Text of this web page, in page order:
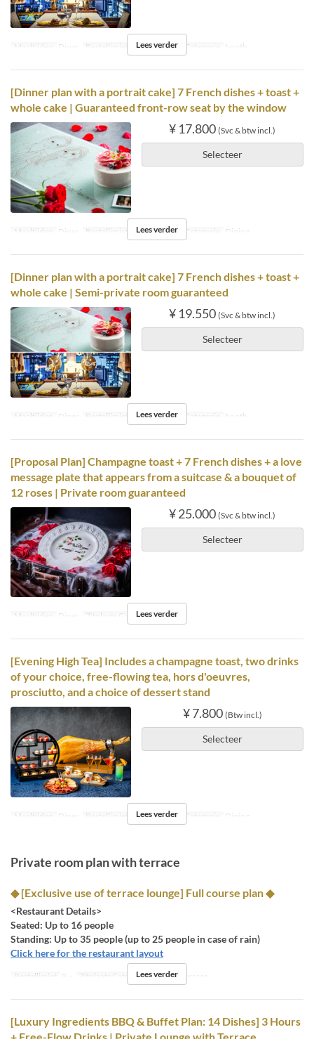
Maaltijden Diner Bestellimiet 2 ~ Zitplaats Categorie booth
Lees verder
[Dinner plan with a portrait cake] 7 French dishes + toast +
whole cake | Guaranteed front-row seat by the window
¥ 17.800 (Svc & btw incl.)
Selecteer
Maaltijden Diner Bestellimiet 2 ~ Zitplaats Categorie Dining
Lees verder
[Dinner plan with a portrait cake] 7 French dishes + toast +
whole cake | Semi-private room guaranteed
¥ 19.550 (Svc & btw incl.)
Selecteer
Maaltijden Diner Bestellimiet 2 ~ Zitplaats Categorie booth
Lees verder
[Proposal Plan] Champagne toast + 7 French dishes + a love
message plate that appears from a suitcase & a bouquet of
12 roses | Private room guaranteed
¥ 25.000 (Svc & btw incl.)
Selecteer
Maaltijden Diner Zitplaats Categorie booth
Lees verder
[Evening High Tea] Includes a champagne toast, two drinks
of your choice, free-flowing tea, hors d'oeuvres,
prosciutto, and a choice of dessert stand
¥ 7.800 (Btw incl.)
Selecteer
Maaltijden Diner Bestellimiet 2 ~ Zitplaats Categorie Dining
Lees verder
Private room plan with terrace
◆ [Exclusive use of terrace lounge] Full course plan ◆
<Restaurant Details>
Seated: Up to 16 people
Standing: Up to 35 people (up to 25 people in case of rain)
Click here for the restaurant layout
Bestellimiet 8 ~ Zitplaats Categorie Private Terrace
Lees verder
[Luxury Ingredients BBQ & Buffet Plan: 14 Dishes] 3 Hours